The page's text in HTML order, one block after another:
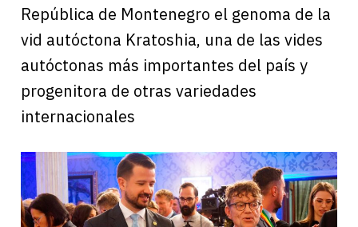
República de Montenegro el genoma de la
vid autóctona Kratoshia, una de las vides
autóctonas más importantes del país y
progenitora de otras variedades
internacionales